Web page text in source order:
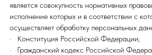
является совокупность нормативных
исполнение которых и в соответствии с
осуществляет обработку персональных
· Конституция Российской Федерации;
· Гражданский кодекс Российской